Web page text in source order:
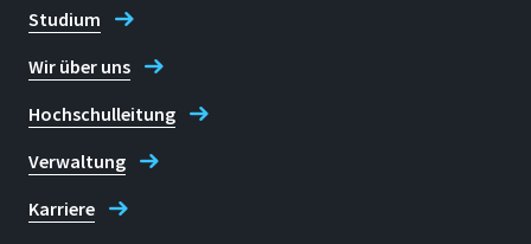
Im DFG-geförderten
werden Expertisen in Biomedizin,
computergestützter Modellierung,
Strukturbiologie, Chemie und
Materialwissenschaften vereint, um
Gesundheit und Krankheit zu
Studium
Wir über uns
Hochschulleitung
Verwaltung
Karriere